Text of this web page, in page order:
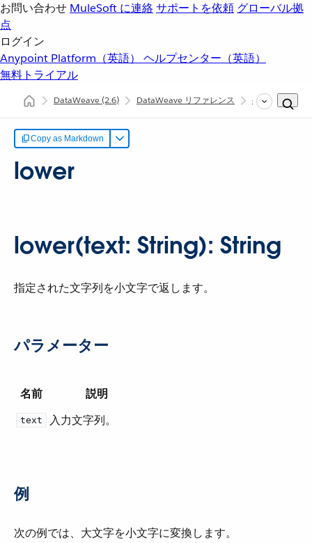
お問い合わせ MuleSoft に連絡サポートを依頼 グローバル拠
点
ログイン
Anypoint Platform（英語） ヘルプセンター（英語）
無料トライアル
DataWeave(2.6) DataWeave リファレンス dw::Core
Copy as Markdown
lower
lower(text: String): String
指定された文字列を小文字で返します。
パラメーター
名前 説明
text 入力文字列。
例
次の例では、大文字を小文字に変換します。